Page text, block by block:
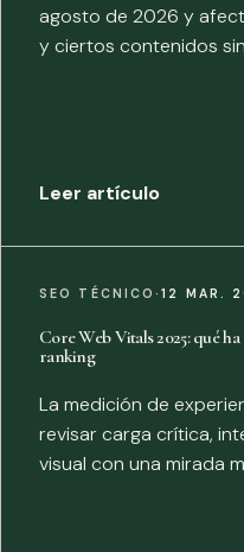
agosto de 2026 y
y ciertos contenidos
Leer artículo
SEO TÉCNICO·12 MAR.
Core Web Vitals 2025: qué
ranking
La medición de
revisar carga crítica,
visual con una mirada